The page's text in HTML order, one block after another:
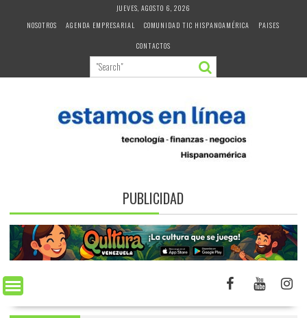
JUEVES, AGOSTO 6, 2026
NOSOTROS
AGENDA EMPRESARIAL COMUNIDAD TIC HISPANOAMÉRICA
PAISES
CONTACTOS
PUBLICIDAD